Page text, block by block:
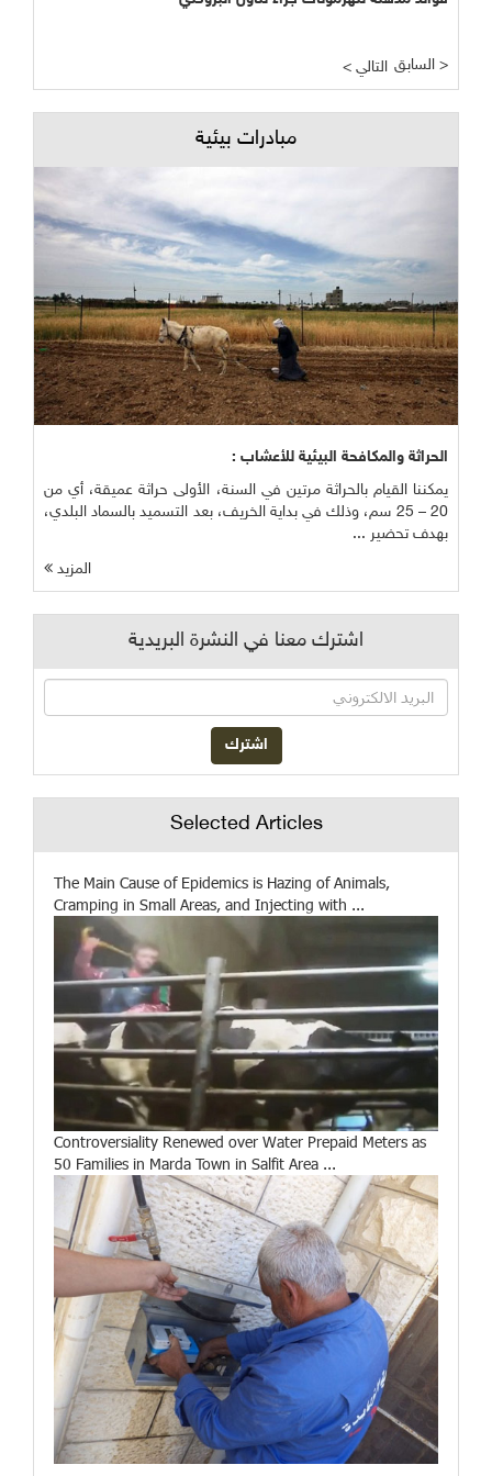
< التالي السابق >
مبادرات بيئية
الحراثة والمكافحة البيئية للأعشاب :
يمكننا القيام بالحراثة مرتين في السنة، الأولى حراثة عميقة، أي من
20 – 25 سم، وذلك في بداية الخريف، بعد التسميد بالسماد البلدي،
بهدف تحضير ...
المزيد
اشترك معنا في النشرة البريدية
Selected Articles
The Main Cause of Epidemics is Hazing of Animals,
Cramping in Small Areas, and Injecting with ...
Controversiality Renewed over Water Prepaid Meters as
50 Families in Marda Town in Salfit Area ...